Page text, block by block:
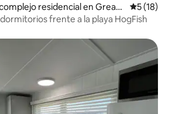
residencial en Great
5 (18)
frente a la playa HogFish